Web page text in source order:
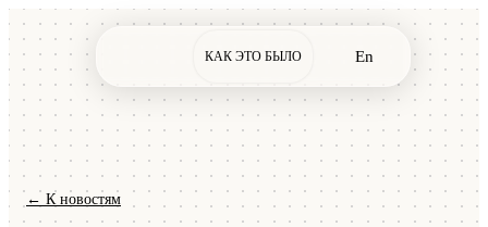
КАК ЭТО БЫЛО En
← К новостям